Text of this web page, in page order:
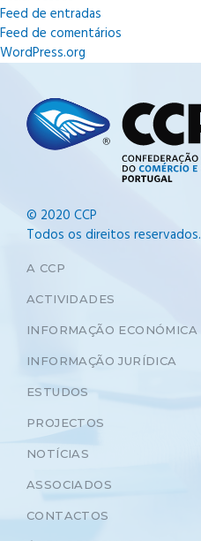
Feed de entradas
Feed de comentários
WordPress.org
© 2020 CCP
Todos os direitos reservados.
A CCP
ACTIVIDADES
INFORMAÇÃO ECONÓMICA
INFORMAÇÃO JURÍDICA
ESTUDOS
PROJECTOS
NOTÍCIAS
ASSOCIADOS
CONTACTOS